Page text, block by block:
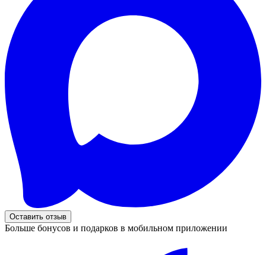
Оставить отзыв
Больше бонусов и подарков в мобильном приложении